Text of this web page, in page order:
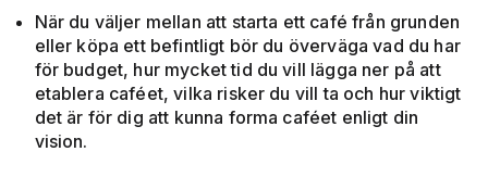
När du väljer mellan att starta ett café från grunden
eller köpa ett befintligt bör du överväga vad du har
för budget, hur mycket tid du vill lägga ner på att
etablera caféet, vilka risker du vill ta och hur viktigt
det är för dig att kunna forma caféet enligt din
vision.